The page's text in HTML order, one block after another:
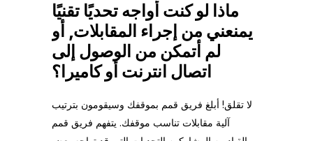
ماذا لو كنت أواجه تحديًا تقنيًا
يمنعني من إجراء المقابلات, أو
لم أتمكن من الوصول إلى
اتصال انترنت أو كاميرا؟
لا تقلق! أبلغ فريق قمم بموقفك وسيقومون بترتيب
آلية مقابلات تناسب موقفك. يتفهم فريق قمم